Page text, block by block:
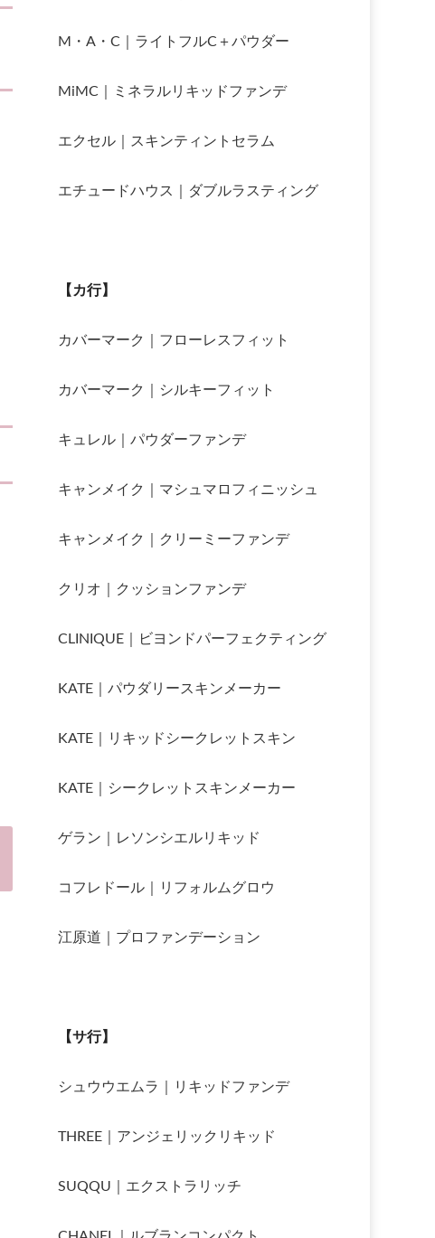
M・A・C｜ライトフルC＋パウダー
MiMC｜ミネラルリキッドファンデ
エクセル｜スキンティントセラム
エチュードハウス｜ダブルラスティング
【カ行】
カバーマーク｜フローレスフィット
カバーマーク｜シルキーフィット
キュレル｜パウダーファンデ
キャンメイク｜マシュマロフィニッシュ
キャンメイク｜クリーミーファンデ
クリオ｜クッションファンデ
CLINIQUE｜ビヨンドパーフェクティング
KATE｜パウダリースキンメーカー
KATE｜リキッドシークレットスキン
KATE｜シークレットスキンメーカー
ゲラン｜レソンシエルリキッド
コフレドール｜リフォルムグロウ
江原道｜プロファンデーション
【サ行】
シュウウエムラ｜リキッドファンデ
THREE｜アンジェリックリキッド
SUQQU｜エクストラリッチ